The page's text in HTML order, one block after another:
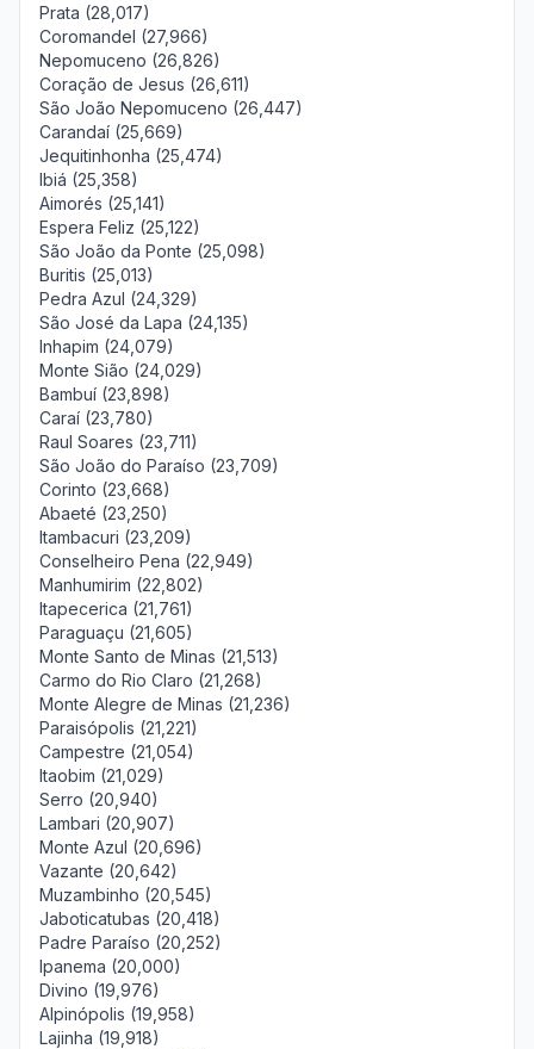
Prata (28,017)
Coromandel (27,966)
Nepomuceno (26,826)
Coração de Jesus (26,611)
São João Nepomuceno (26,447)
Carandaí (25,669)
Jequitinhonha (25,474)
Ibiá (25,358)
Aimorés (25,141)
Espera Feliz (25,122)
São João da Ponte (25,098)
Buritis (25,013)
Pedra Azul (24,329)
São José da Lapa (24,135)
Inhapim (24,079)
Monte Sião (24,029)
Bambuí (23,898)
Caraí (23,780)
Raul Soares (23,711)
São João do Paraíso (23,709)
Corinto (23,668)
Abaeté (23,250)
Itambacuri (23,209)
Conselheiro Pena (22,949)
Manhumirim (22,802)
Itapecerica (21,761)
Paraguaçu (21,605)
Monte Santo de Minas (21,513)
Carmo do Rio Claro (21,268)
Monte Alegre de Minas (21,236)
Paraisópolis (21,221)
Campestre (21,054)
Itaobim (21,029)
Serro (20,940)
Lambari (20,907)
Monte Azul (20,696)
Vazante (20,642)
Muzambinho (20,545)
Jaboticatubas (20,418)
Padre Paraíso (20,252)
Ipanema (20,000)
Divino (19,976)
Alpinópolis (19,958)
Lajinha (19,918)